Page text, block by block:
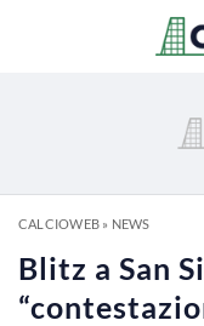
CALCIOWEB» NEWS
Blitz a San